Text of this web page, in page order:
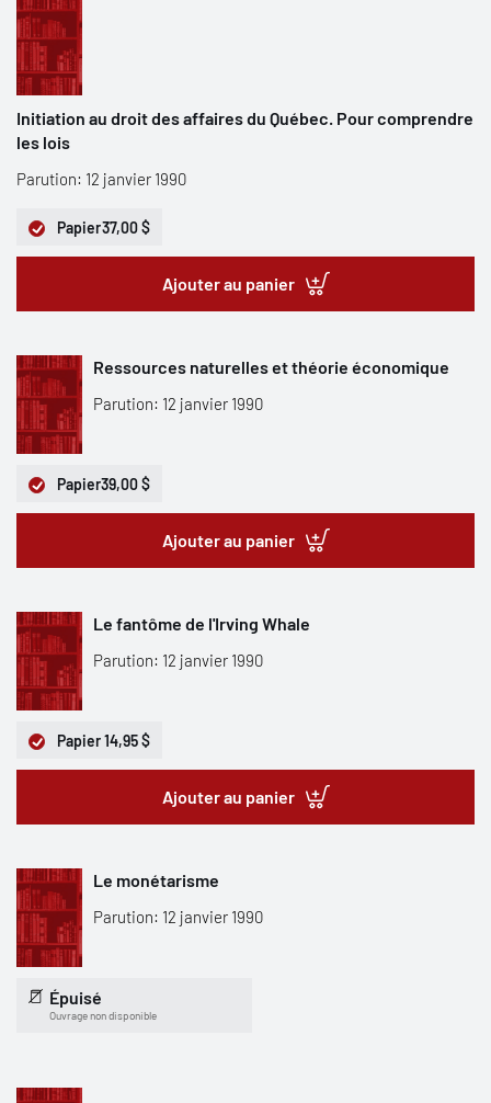
Initiation au droit des affaires du Québec. Pour comprendre
les lois
Parution: 12 janvier 1990
Papier37,00 $
Ajouter au panier
Ressources naturelles et théorie économique
Parution: 12 janvier 1990
Papier39,00 $
Ajouter au panier
Le fantôme de l'Irving Whale
Parution: 12 janvier 1990
Papier14,95 $
Ajouter au panier
Le monétarisme
Parution: 12 janvier 1990
Épuisé
Ouvrage non disponible